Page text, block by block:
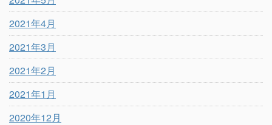
2021年4月
2021年3月
2021年2月
2021年1月
2020年12月